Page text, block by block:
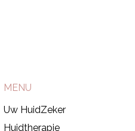
MENU
Uw HuidZeker
Huidtherapie